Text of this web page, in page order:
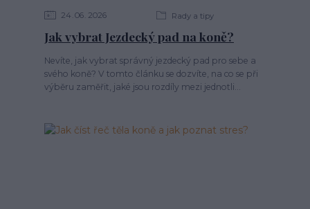
24 06 2026 Rady a tipy
Jak vybrat Jezdecký pad na koně?
Nevíte, jak vybrat správný jezdecký pad pro sebe a
svého koně? V tomto článku se dozvíte, na co se při
výběru zaměřit, jaké jsou rozdíly mezi jednotli...